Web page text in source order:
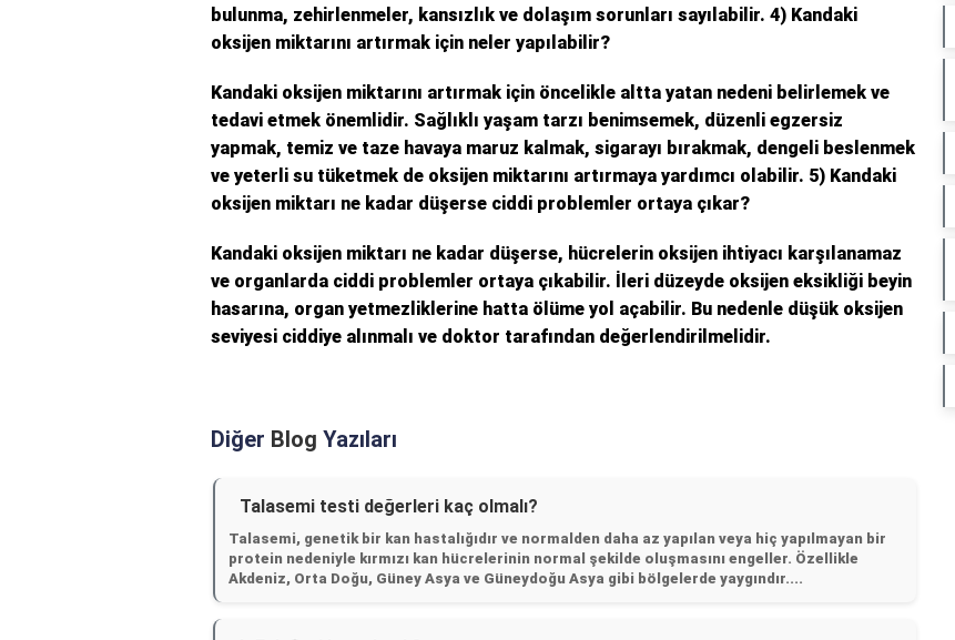
bulunma, zehirlenmeler, kansızlık ve dolaşım sorunları sayılabilir. 4) Kandaki
oksijen miktarını artırmak için neler yapılabilir?
Kandaki oksijen miktarını artırmak için öncelikle altta yatan nedeni belirlemek ve
tedavi etmek önemlidir. Sağlıklı yaşam tarzı benimsemek, düzenli egzersiz
yapmak, temiz ve taze havaya maruz kalmak, sigarayı bırakmak, dengeli beslenmek
ve yeterli su tüketmek de oksijen miktarını artırmaya yardımcı olabilir. 5) Kandaki
oksijen miktarı ne kadar düşerse ciddi problemler ortaya çıkar?
Kandaki oksijen miktarı ne kadar düşerse, hücrelerin oksijen ihtiyacı karşılanamaz
ve organlarda ciddi problemler ortaya çıkabilir. İleri düzeyde oksijen eksikliği beyin
hasarına, organ yetmezliklerine hatta ölüme yol açabilir. Bu nedenle düşük oksijen
seviyesi ciddiye alınmalı ve doktor tarafından değerlendirilmelidir.
Diğer Blog Yazıları
Talasemi testi değerleri kaç olmalı?
Talasemi, genetik bir kan hastalığıdır ve normalden daha az yapılan veya hiç yapılmayan bir
protein nedeniyle kırmızı kan hücrelerinin normal şekilde oluşmasını engeller. Özellikle
Akdeniz, Orta Doğu, Güney Asya ve Güneydoğu Asya gibi bölgelerde yaygındır....